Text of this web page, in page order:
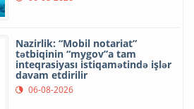
Nazirlik: “Mobil notariat”
tətbiqinin “mygov”a tam
inteqrasiyası istiqamətində işlər
davam etdirilir
06-08-2026